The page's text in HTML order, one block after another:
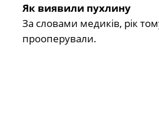
Як виявили пухлину
За словами медиків, рік
прооперували.